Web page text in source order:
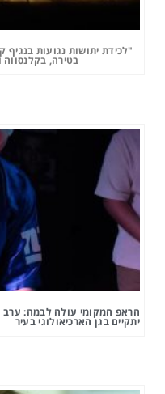
"לכידת יתושות נגועות
בטירה,
הראפ המקומי עולה לבמה: ערב
יתקיים בגן הארכיאולוגי בעיר